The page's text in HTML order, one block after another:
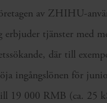
av ZHIHU-
erbjuder tjänster med
där till
ingångslönen för
19 000 RMB (ca. 25